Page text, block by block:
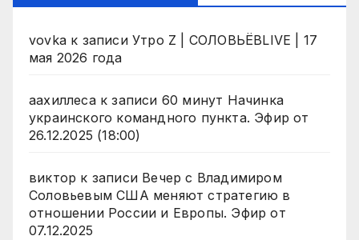
vovka к записи Утро Z | СОЛОВЬЁВLIVE | 17
мая 2026 года
аахиллесак записи 60 минут Начинка
украинского командного пункта. Эфир от
26.12.2025 (18:00)
виктор к записи Вечер с Владимиром
Соловьевым США меняют стратегию в
отношении России и Европы. Эфир от
07.12.2025